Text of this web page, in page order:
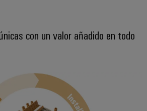
con un valor añadido en todo